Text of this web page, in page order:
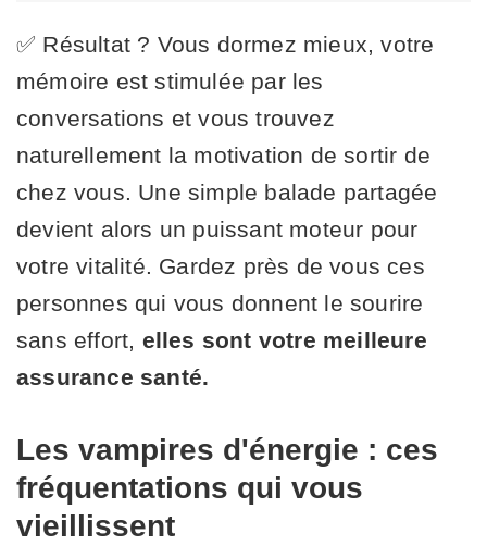
✅ Résultat ? Vous dormez mieux, votre
mémoire est stimulée par les
conversations et vous trouvez
naturellement la motivation de sortir de
chez vous. Une simple balade partagée
devient alors un puissant moteur pour
votre vitalité. Gardez près de vous ces
personnes qui vous donnent le sourire
sans effort, elles sont votre meilleure
assurance santé.
Les vampires d'énergie : ces
fréquentations qui vous
vieillissent